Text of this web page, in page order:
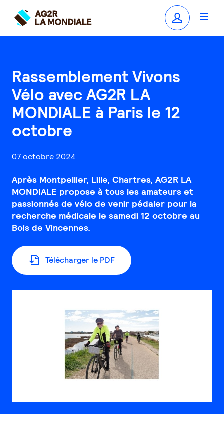
Rassemblement Vivons
Vélo avec AG2R LA
MONDIALE à Paris le 12
octobre
07 octobre 2024
Après Montpellier, Lille, Chartres, AG2R LA
MONDIALE propose à tous les amateurs et
passionnés de vélo de venir pédaler pour la
recherche médicale le samedi 12 octobre au
Bois de Vincennes.
Télécharger le PDF